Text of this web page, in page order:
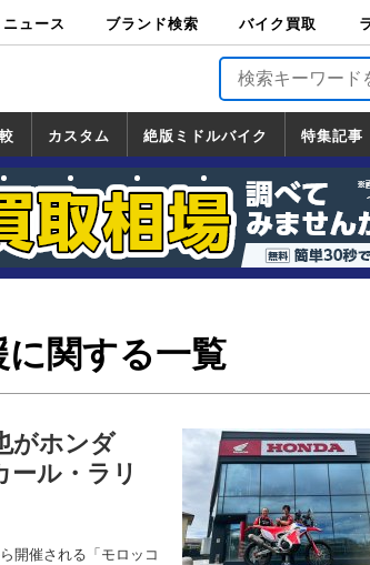
ニュース ブランド検索 バイク買取
バイク買取
フ
カスタム
カスタム
一覧
ホンダ
ヤマハ
スズキ
カワサキ
絶版ミドルバイク
絶版ミドルバイク
一覧
ホンダ
ヤマハ
スズキ
カワサキ
特集記事
道の駅調査隊
ツーリング情報局
日本の道50選
国道めぐり
林道ツーリング
関する一覧
がホンダ
ール・ラリ
開催される「モロッコ